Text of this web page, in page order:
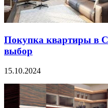
Покупка квартиры в
выбор
15.10.2024